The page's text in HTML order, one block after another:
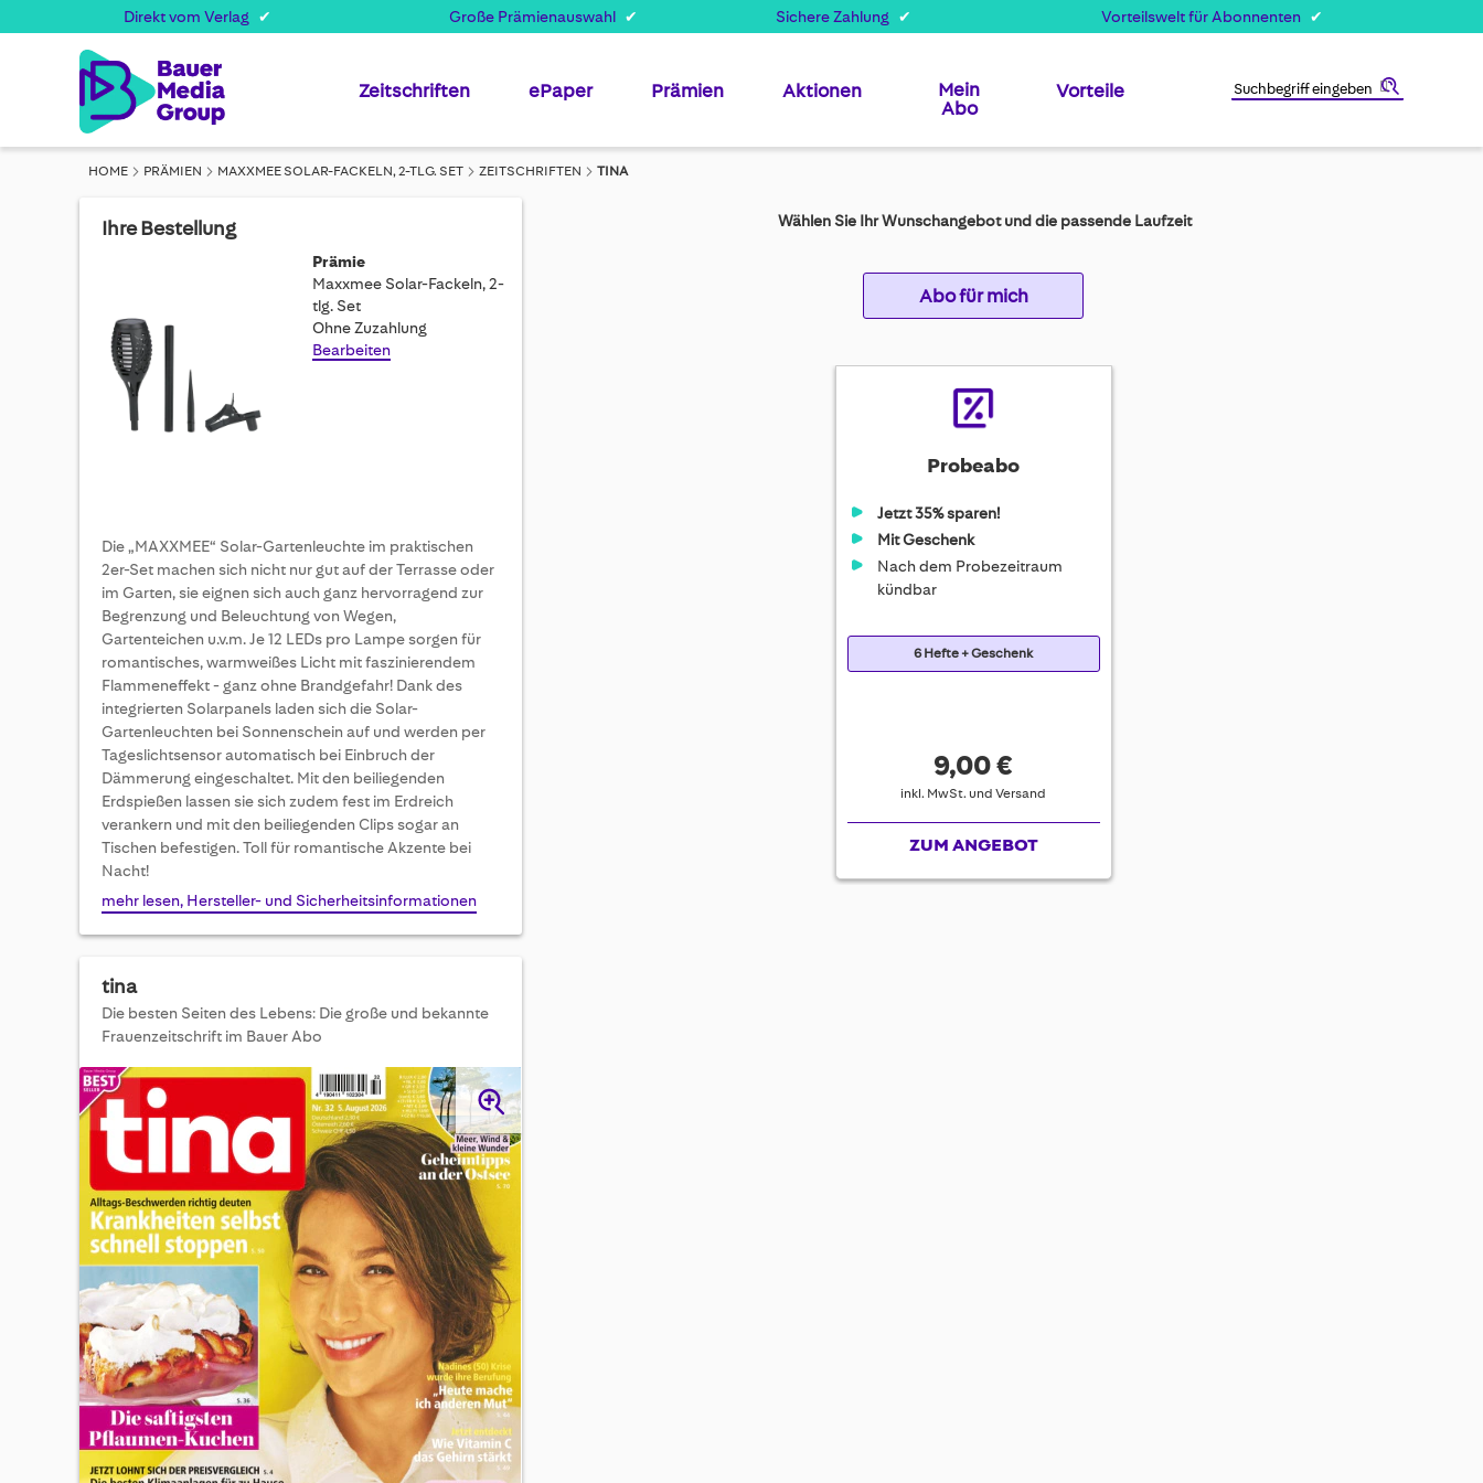
Direkt vom Verlag Große Prämienauswahl Sichere Zahlung Vorteilswelt für Abonnenten
Zeitschriften ePaper Prämien Aktionen
Mein
Abo
Vorteile
HOME PRÄMIEN MAXXMEE SOLAR-FACKELN, 2-TLG. SET ZEITSCHRIFTEN TINA
Ihre Bestellung
Prämie
Maxxmee Solar-Fackeln, 2-
tlg. Set
Ohne Zuzahlung
Bearbeiten
Die „MAXXMEE“ Solar-Gartenleuchte im praktischen
2er-Set machen sich nicht nur gut auf der Terrasse oder
im Garten, sie eignen sich auch ganz hervorragend zur
Begrenzung und Beleuchtung von Wegen,
Gartenteichen u.v.m. Je 12 LEDs pro Lampe sorgen für
romantisches, warmweißes Licht mit faszinierendem
Flammeneffekt - ganz ohne Brandgefahr! Dank des
integrierten Solarpanels laden sich die Solar-
Gartenleuchten bei Sonnenschein auf und werden per
Tageslichtsensor automatisch bei Einbruch der
Dämmerung eingeschaltet. Mit den beiliegenden
Erdspießen lassen sie sich zudem fest im Erdreich
verankern und mit den beiliegenden Clips sogar an
Tischen befestigen. Toll für romantische Akzente bei
Nacht!
mehr lesen, Hersteller- und Sicherheitsinformationen
tina
Die besten Seiten des Lebens: Die große und bekannte
Frauenzeitschrift im Bauer Abo
Skip
to
the
the
images
gallery
Wählen Sie Ihr Wunschangebot und die passende Laufzeit
Abo für mich
Probeabo
Jetzt 35% sparen!
Mit Geschenk
Nach dem Probezeitraum
kündbar
6 Hefte + Geschenk
9,00 €
inkl. MwSt. und Versand
ZUM ANGEBOT